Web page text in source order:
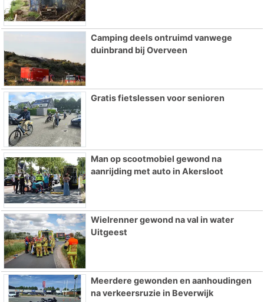
Camping deels ontruimd vanwege
duinbrand bij Overveen
Gratis fietslessen voor senioren
Man op scootmobiel gewond na
aanrijding met auto in Akersloot
Wielrenner gewond na val in water
Uitgeest
Meerdere gewonden en aanhoudingen
na verkeersruzie in Beverwijk